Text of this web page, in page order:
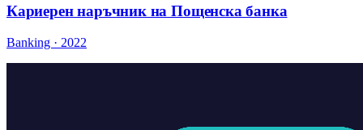
Кариерен наръчник на Пощенска банка
Banking · 2022